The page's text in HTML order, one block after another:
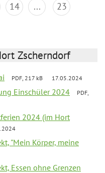
14 ... 23
Zscherndorf
PDF, 217 kB 17.05.2024
Einschüler 2024
PDF,
2024 (im Hort
"Mein Körper, meine
Essen ohne Grenzen